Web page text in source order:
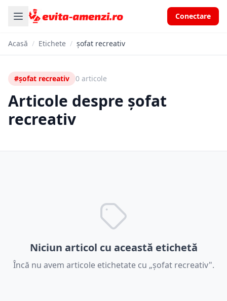
Conectare
Acasă / Etichete / șofat recreativ
#șofat recreativ 0 articole
Articole despre șofat
recreativ
Niciun articol cu această etichetă
Încă nu avem articole etichetate cu „șofat recreativ".